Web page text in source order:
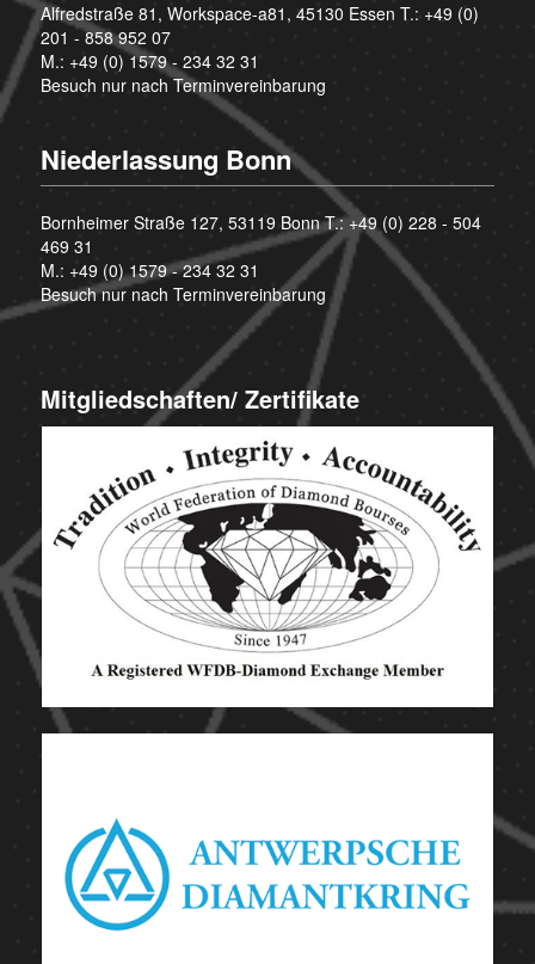
Alfredstraße 81, Workspace-a81, 45130 Essen T.: +49 (0)
201 - 858 952 07
M.: +49 (0) 1579 - 234 32 31
Besuch nur nach Terminvereinbarung
Niederlassung Bonn
Bornheimer Straße 127, 53119 Bonn T.:+49 (0) 228 - 504
469 31
M.: +49 (0) 1579 - 234 32 31
Besuch nur nach Terminvereinbarung
Mitgliedschaften/ Zertifikate